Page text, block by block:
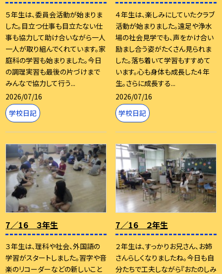
５年生は、委員会活動が始まりま
した。目立つ仕事も目立たない仕
事も協力して助け合いながら一人
一人が取り組んでくれています。家
庭科の学習も始まりました。今日
の調理実習も最後の片づけまで
みんなで協力して行う...
2026/07/16
学校日記
４年生は、楽しみにしていたクラブ
活動が始まりました。遠足や浄水
場の社会見学でも、声をかけ合い
励まし合う姿がたくさん見られま
した。落ち着いて学習もすすめて
います。心も身体も成長した４年
生。さらに成長する...
2026/07/16
学校日記
7／16 ３年生
３年生は、理科や社会、外国語の
学習がスタートしました。習字や音
楽のリコーダーなどの新しいこと
7／16 ２年生
２年生は、すっかりお兄さん、お姉
さんらしくなりましたね。今日も自
分たちで工夫しながら『おたのしみ